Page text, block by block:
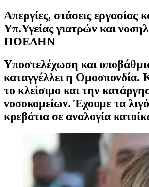
Απεργίες, στάσεις εργασίας
Υπ.Υγείας γιατρών και
ΠΟΕΔΗΝ
Υποστελέχωση και
καταγγέλλει η Ομοσπονδία.
το κλείσιμο και την
νοσοκομείων. Έχουμε τα
κρεβάτια σε αναλογία